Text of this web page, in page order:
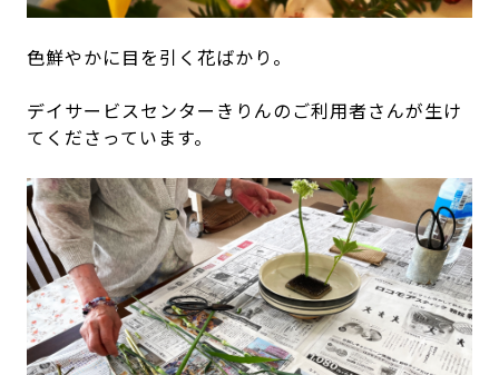
色鮮やかに目を引く花ばかり。
デイサービスセンターきりんのご利用者さんが生け
てくださっています。